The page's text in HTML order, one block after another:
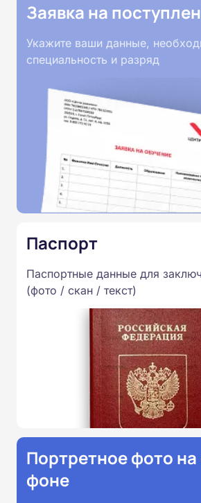
Заявка на
Укажите ваши данные,
специальность и разряд
Паспорт
Паспортные данные для
(фото / скан / текст)
Портретное фото
фоне